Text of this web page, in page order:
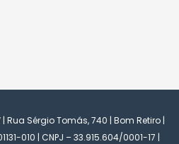
| Rua Sérgio Tomás, 740 | Bom Retiro |
010 | CNPJ – 33.915.604/0001-17 |